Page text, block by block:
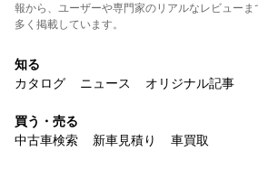
報から、ユーザーや専門家のリアルなレビュー
多く掲載しています。
知る
カタログ
ニュース オリジナル記事
買う・売る
中古車検索
新車見積り 車買取